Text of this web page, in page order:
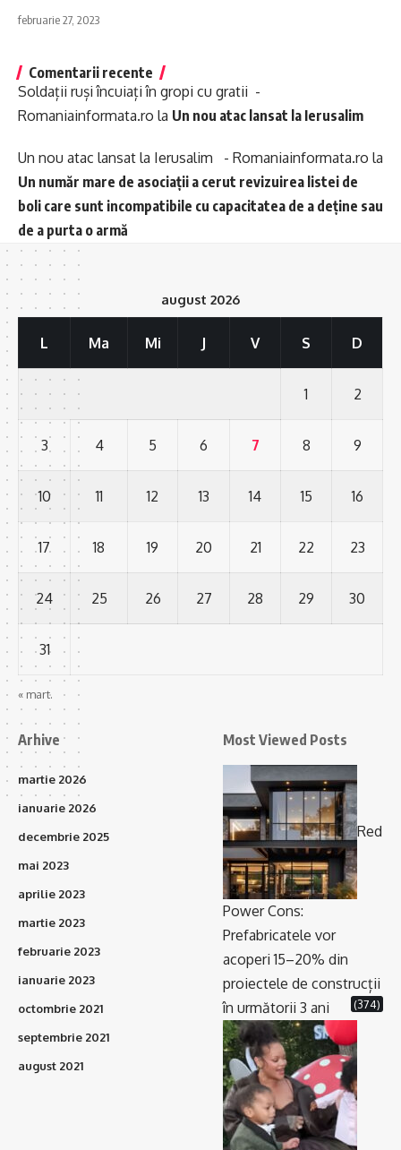
februarie 27, 2023
Comentarii recente
Soldații ruși încuiați în gropi cu gratii -
Romaniainformata.ro la Un nou atac lansat la Ierusalim
Un nou atac lansat la Ierusalim - Romaniainformata.ro la
Un număr mare de asociații a cerut revizuirea listei de
boli care sunt incompatibile cu capacitatea de a deține sau
de a purta o armă
august 2026
L Ma Mi J V S D
1 2
3 4 5 6 7 8 9
10 11 12 13 14 15 16
17 18 19 20 21 22 23
24 25 26 27 28 29 30
31
« mart.
Arhive
martie 2026
ianuarie 2026
decembrie 2025
mai 2023
aprilie 2023
martie 2023
februarie 2023
ianuarie 2023
octombrie 2021
septembrie 2021
august 2021
Most Viewed Posts
Red
Power Cons:
Prefabricatele vor
acoperi 15–20% din
proiectele de construcții
în următorii 3 ani
(374)